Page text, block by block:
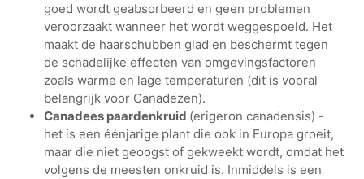
goed wordt geabsorbeerd en geen problemen
veroorzaakt wanneer het wordt weggespoeld. Het
maakt de haarschubben glad en beschermt tegen
de schadelijke effecten van omgevingsfactoren
zoals warme en lage temperaturen (dit is vooral
belangrijk voor Canadezen).
Canadees paardenkruid (erigeron canadensis) -
het is een éénjarige plant die ook in Europa groeit,
maar die niet geoogst of gekweekt wordt, omdat het
volgens de meesten onkruid is. Inmiddels is een